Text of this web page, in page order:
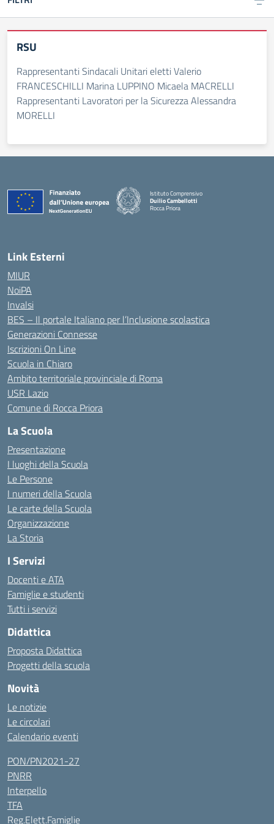
RSU
Rappresentanti Sindacali Unitari eletti Valerio
FRANCESCHILLI Marina LUPPINO Micaela MACRELLI
Rappresentanti Lavoratori per la Sicurezza Alessandra
MORELLI
Istituto Comprensivo
Duilio Cambellotti
Rocca Priora
Link Esterni
MIUR
NoiPA
Invalsi
BES – Il portale Italiano per l’Inclusione scolastica
Generazioni Connesse
Iscrizioni On Line
Scuola in Chiaro
Ambito territoriale provinciale di Roma
USR Lazio
Comune di Rocca Priora
La Scuola
Presentazione
I luoghi della Scuola
Le Persone
I numeri della Scuola
Le carte della Scuola
Organizzazione
La Storia
I Servizi
Docenti e ATA
Famiglie e studenti
Tutti i servizi
Didattica
Proposta Didattica
Progetti della scuola
Novità
Le notizie
Le circolari
Calendario eventi
PON/PN2021-27
PNRR
Interpello
TFA
Reg.Elett.Famiglie